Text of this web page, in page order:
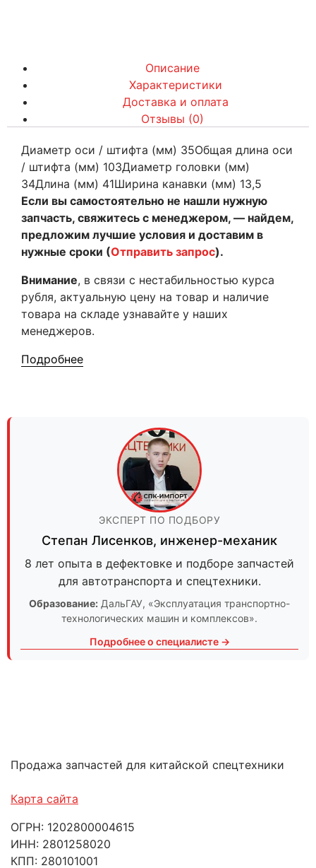
Описание
Характеристики
Доставка и оплата
Отзывы (0)
Диаметр оси / штифта (мм) 35Общая длина оси
/ штифта (мм) 103Диаметр головки (мм)
34Длина (мм) 41Ширина канавки (мм) 13,5
Если вы самостоятельно не нашли нужную
запчасть, свяжитесь с менеджером, — найдем,
предложим лучшие условия и доставим в
нужные сроки (Отправить запрос).
Внимание, в связи с нестабильностью курса
рубля, актуальную цену на товар и наличие
товара на складе узнавайте у наших
менеджеров.
Подробнее
ЭКСПЕРТ ПО ПОДБОРУ
Степан Лисенков, инженер-механик
8 лет опыта в дефектовке и подборе запчастей
для автотранспорта и спецтехники.
Образование: ДальГАУ, «Эксплуатация транспортно-
технологических машин и комплексов».
Подробнее о специалисте →
Продажа запчастей для китайской спецтехники
Карта сайта
ОГРН: 1202800004615
ИНН: 2801258020
КПП: 280101001